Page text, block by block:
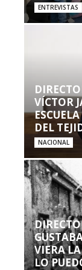
ENTREVISTAS
VÍCTOR
DEL
NACIONAL
VIERA
LO